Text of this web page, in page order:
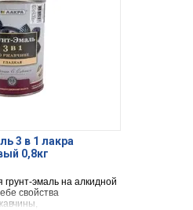
3 в 1 лакра
0,8кг
грунт-эмаль на алкидной
свойства